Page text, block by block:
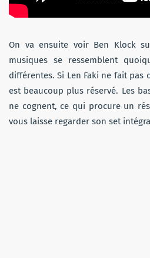
On va ensuite voir Ben Klock
musiques se ressemblent
différentes. Si Len Faki ne fait pas
est beaucoup plus réservé. Les
ne cognent, ce qui procure un
vous laisse regarder son set